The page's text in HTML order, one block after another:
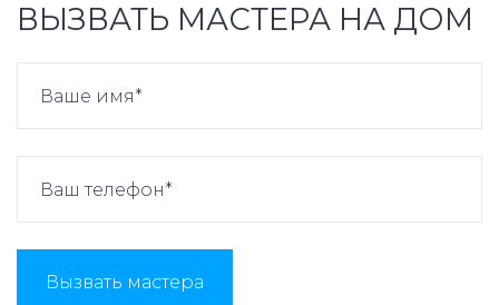
ВЫЗВАТЬ МАСТЕРА НА ДОМ
Вызвать мастера